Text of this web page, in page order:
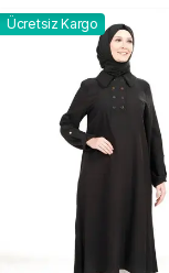
Ücretsiz Kargo